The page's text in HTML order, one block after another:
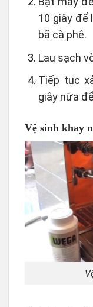
10 giây để
bã cà phê.
Lau sạch
Tiếp tục
giây nữa
Vệ sinh khay